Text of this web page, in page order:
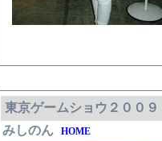
東京ゲームショウ２００９
みしのん
HOME